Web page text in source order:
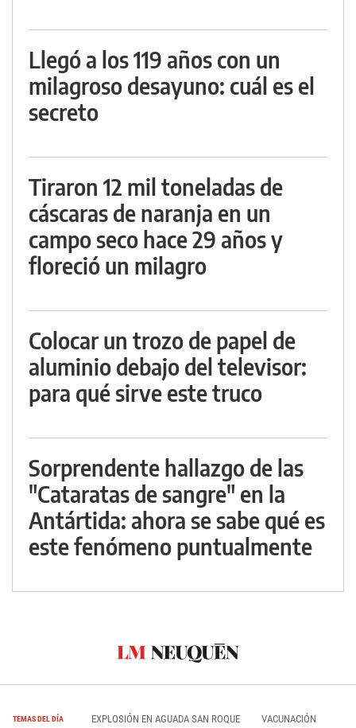
Llegó a los 119 años con un
milagroso desayuno: cuál es el
secreto
Tiraron 12 mil toneladas de
cáscaras de naranja en un
campo seco hace 29 años y
floreció un milagro
Colocar un trozo de papel de
aluminio debajo del televisor:
para qué sirve este truco
Sorprendente hallazgo de las
"Cataratas de sangre" en la
Antártida: ahora se sabe qué es
este fenómeno puntualmente
TEMAS DEL DÍA EXPLOSIÓN EN AGUADA SAN ROQUE VACUNACIÓN